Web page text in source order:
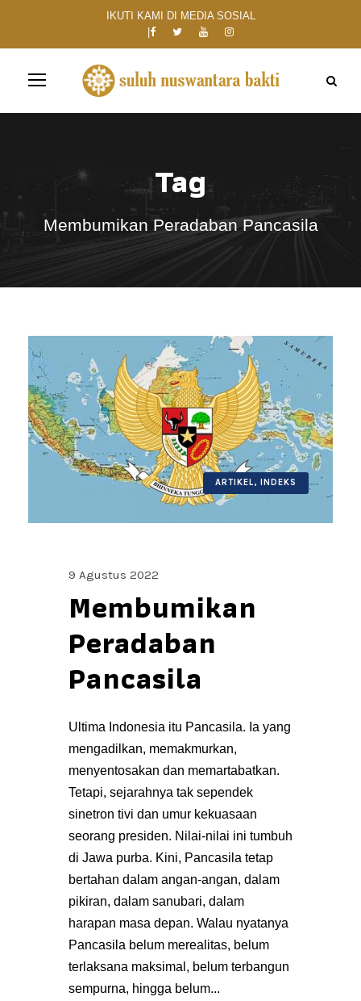
IKUTI KAMI DI MEDIA SOSIAL
Tag
Membumikan Peradaban Pancasila
ARTIKEL, INDEKS
9 Agustus 2022
Membumikan
Peradaban
Pancasila
Ultima Indonesia itu Pancasila. Ia yang
mengadilkan, memakmurkan,
menyentosakan dan memartabatkan.
Tetapi, sejarahnya tak sependek
sinetron tivi dan umur kekuasaan
seorang presiden. Nilai-nilai ini tumbuh
di Jawa purba. Kini, Pancasila tetap
bertahan dalam angan-angan, dalam
pikiran, dalam sanubari, dalam
harapan masa depan. Walau nyatanya
Pancasila belum merealitas, belum
terlaksana maksimal, belum terbangun
sempurna, hingga belum...